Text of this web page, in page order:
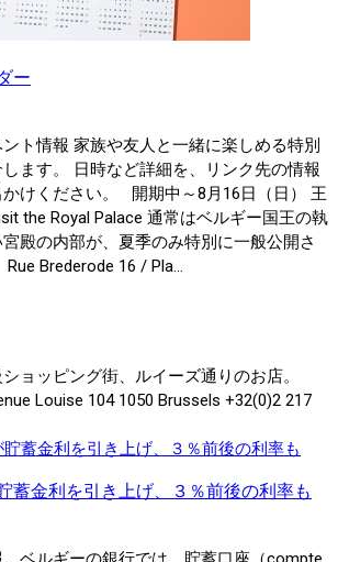
ー
ト情報 家族や友人と一緒に楽しめる特別
ます。 日時など詳細を、リンク先の情報
けください。 開期中～8月16日（日） 王
the Royal Palace 通常はベルギー国王の執
殿の内部が、夏季のみ特別に一般公開さ
Brederode 16 / Pla...
ョッピング街、ルイーズ通りのお店。
Louise 104 1050 Brussels +32(0)2 217
蓄金利を引き上げ、３％前後の利率も